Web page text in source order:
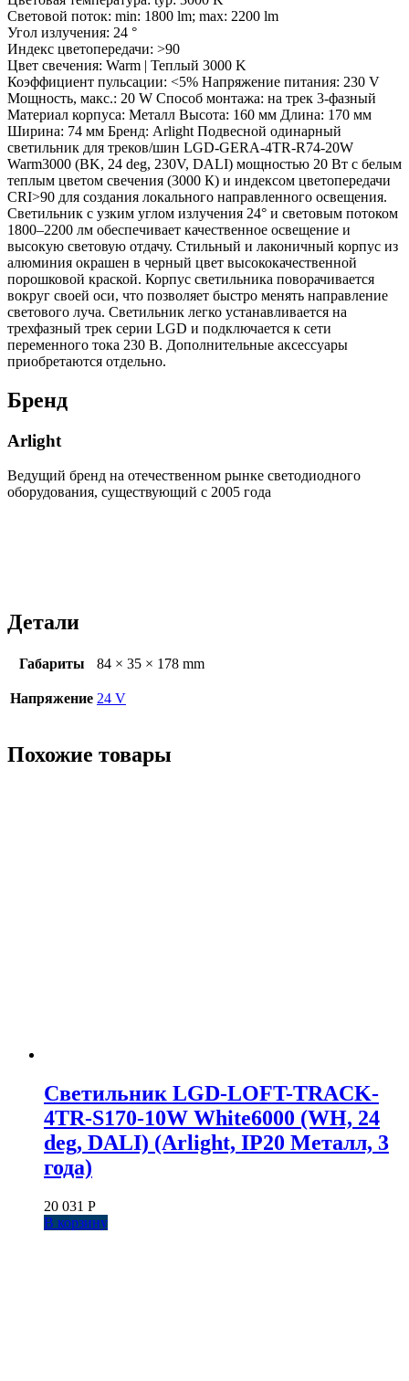
Световой поток: min: 1800 lm; max: 2200 lm
Угол излучения: 24 °
Индекс цветопередачи: >90
Цвет свечения: Warm | Теплый 3000 K
Коэффициент пульсации: <5% Напряжение питания: 230 V
Мощность, макс.: 20 W Способ монтажа: на трек 3-фазный
Материал корпуса: Металл Высота: 160 мм Длина: 170 мм
Ширина: 74 мм Бренд: Arlight Подвесной одинарный
светильник для треков/шин LGD-GERA-4TR-R74-20W
Warm3000 (BK, 24 deg, 230V, DALI) мощностью 20 Вт с белым
теплым цветом свечения (3000 К) и индексом цветопередачи
CRI>90 для создания локального направленного освещения.
Светильник с узким углом излучения 24° и световым потоком
1800–2200 лм обеспечивает качественное освещение и
высокую световую отдачу. Стильный и лаконичный корпус из
алюминия окрашен в черный цвет высококачественной
порошковой краской. Корпус светильника поворачивается
вокруг своей оси, что позволяет быстро менять направление
светового луча. Светильник легко устанавливается на
трехфазный трек серии LGD и подключается к сети
переменного тока 230 В. Дополнительные аксессуары
приобретаются отдельно.
Бренд
Arlight
Ведущий бренд на отечественном рынке светодиодного
оборудования, существующий с 2005 года
Детали
Габариты 84 × 35 × 178 mm
Напряжение 24 V
Похожие товары
Светильник LGD-LOFT-TRACK-
4TR-S170-10W White6000 (WH, 24
deg, DALI) (Arlight, IP20 Металл, 3
года)
20 031 Р
В корзину